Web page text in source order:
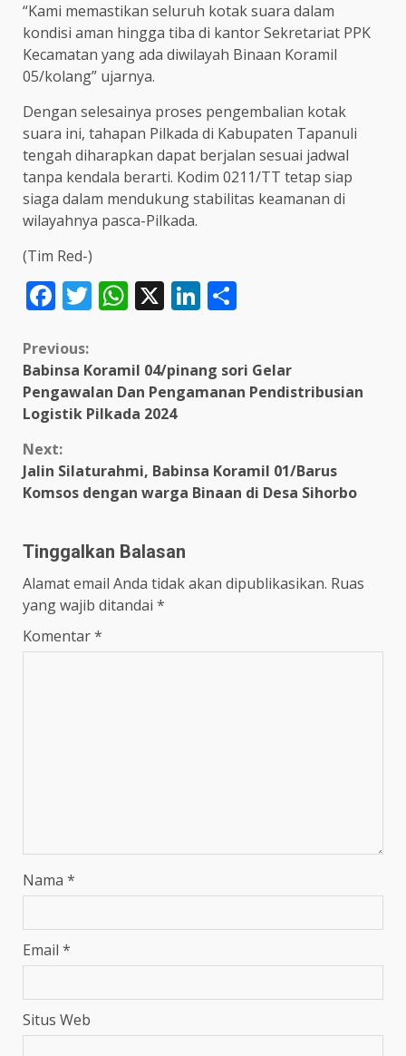
“Kami memastikan seluruh kotak suara dalam
kondisi aman hingga tiba di kantor Sekretariat PPK
Kecamatan yang ada diwilayah Binaan Koramil
05/kolang” ujarnya.
Dengan selesainya proses pengembalian kotak
suara ini, tahapan Pilkada di Kabupaten Tapanuli
tengah diharapkan dapat berjalan sesuai jadwal
tanpa kendala berarti. Kodim 0211/TT tetap siap
siaga dalam mendukung stabilitas keamanan di
wilayahnya pasca-Pilkada.
(Tim Red-)
Facebook
Twitter
WhatsApp
X LinkedIn
Continue
Reading
Previous:
Babinsa Koramil 04/pinang sori Gelar
Pengawalan Dan Pengamanan Pendistribusian
Logistik Pilkada 2024
Next:
Jalin Silaturahmi, Babinsa Koramil 01/Barus
Komsos dengan warga Binaan di Desa Sihorbo
Tinggalkan Balasan
Alamat email Anda tidak akan dipublikasikan. Ruas
yang wajib ditandai *
Komentar*
Nama *
Email *
Situs Web